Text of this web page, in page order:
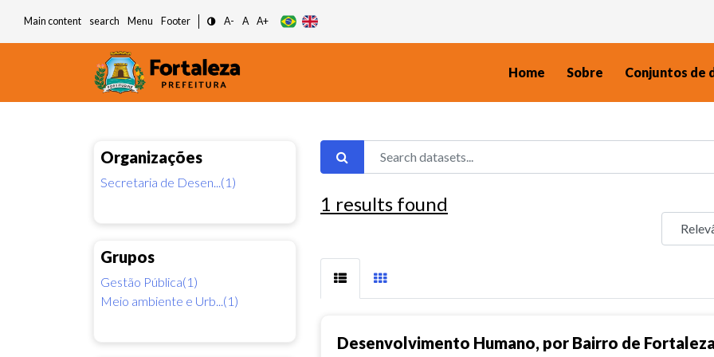
Main content search Menu Footer A- A A+
Home Sobre Conjuntos de
Organizações
Secretaria de Desen...(1)
Grupos
Gestão Pública(1)
Meio ambiente e Urb...(1)
1 results found
Desenvolvimento Humano, por Bairro de